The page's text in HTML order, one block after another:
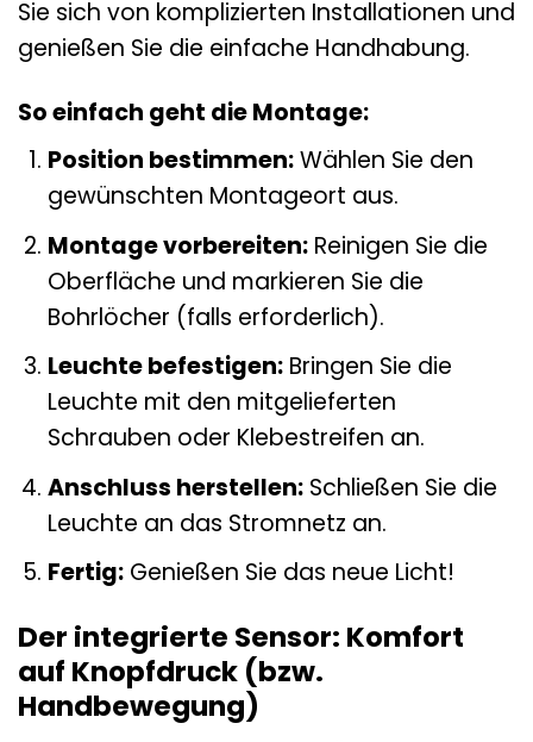
Sie sich von komplizierten Installationen und
genießen Sie die einfache Handhabung.
So einfach geht die Montage:
Position bestimmen:Wählen Sie den
gewünschten Montageort aus.
Montage vorbereiten:Reinigen Sie die
Oberfläche und markieren Sie die
Bohrlöcher (falls erforderlich).
Leuchte befestigen:Bringen Sie die
Leuchte mit den mitgelieferten
Schrauben oder Klebestreifen an.
Anschluss herstellen:Schließen Sie die
Leuchte an das Stromnetz an.
Fertig:Genießen Sie das neue Licht!
Der integrierte Sensor: Komfort
auf Knopfdruck (bzw.
Handbewegung)